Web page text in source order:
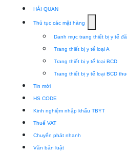
HẢI QUAN
Thủ tục các mặt hàng
submenu
for
Thủ
tục
hàng
Danh mục trang thiết bị y tế
Trang thiết bị y tế loại A
Trang thiết bị y tế loại BCD
Trang thiết bị y tế loại BCD
Tin mới
HS CODE
Kinh nghiệm nhập khẩu TBYT
Thuế VAT
Chuyển phát nhanh
Văn bản luật